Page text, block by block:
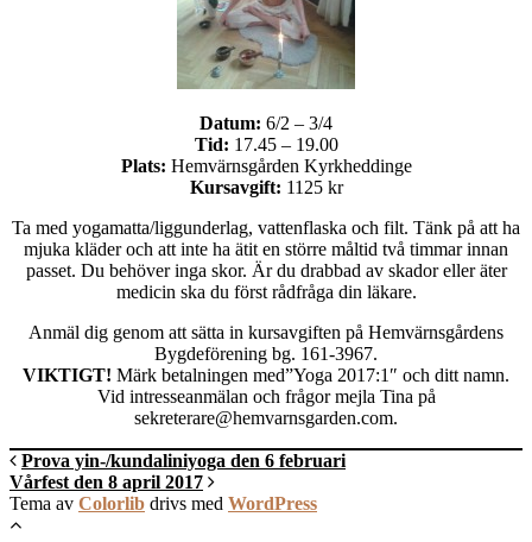
Datum: 6/2 – 3/4
Tid: 17.45 – 19.00
Plats: Hemvärnsgården Kyrkheddinge
Kursavgift: 1125 kr
Ta med yogamatta/liggunderlag, vattenflaska och filt. Tänk på att ha
mjuka kläder och att inte ha ätit en större måltid två timmar innan
passet. Du behöver inga skor. Är du drabbad av skador eller äter
medicin ska du först rådfråga din läkare.
Anmäl dig genom att sätta in kursavgiften på Hemvärnsgårdens
Bygdeförening bg. 161-3967.
VIKTIGT! Märk betalningen med”Yoga 2017:1″ och ditt namn.
Vid intresseanmälan och frågor mejla Tina på
sekreterare@hemvarnsgarden.com.
Prova yin-/kundaliniyoga den 6 februari
Vårfest den 8 april 2017
Tema av Colorlib drivs med WordPress